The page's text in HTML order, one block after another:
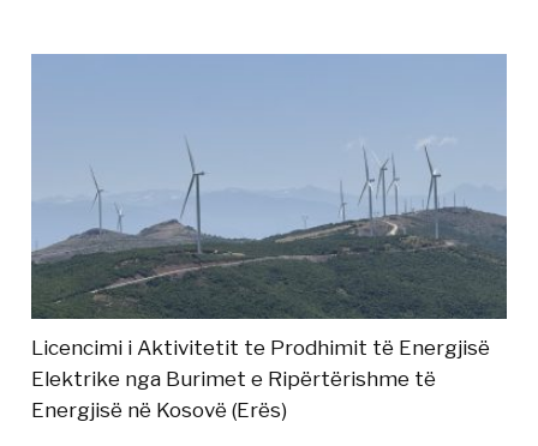
Licencimi i Aktivitetit te Prodhimit të Energjisë
Elektrike nga Burimet e Ripërtërishme të
Energjisë në Kosovë (Erës)